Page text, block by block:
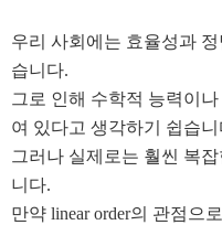
우리 사회에는 효율성과
습니다.
그로 인해 수학적 능력이나
여 있다고 생각하기 쉽습니
그러나 실제로는 훨씬 복
니다.
만약 linear order의 관점으